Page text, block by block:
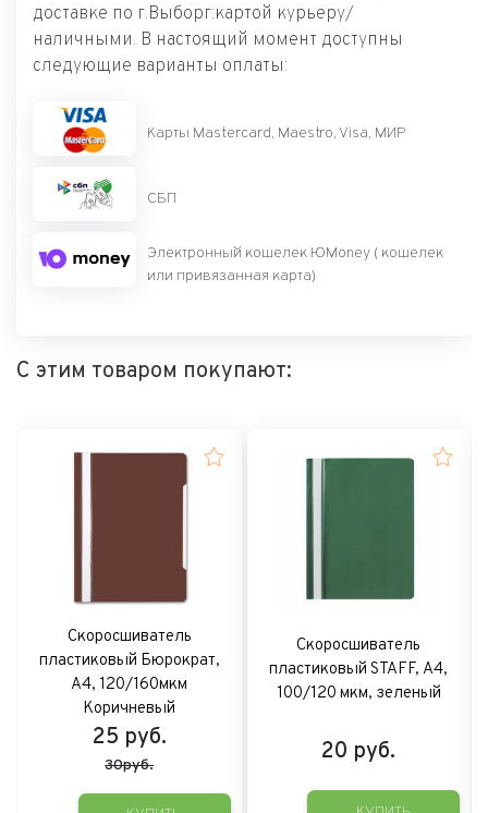
доставке по г.Выборг:картой курьеру/
наличными. В настоящий момент доступны
следующие варианты оплаты:
Карты Mastercard, Maestro, Visa, МИР
СБП
Электронный кошелек ЮMoney ( кошелек
или привязанная карта)
С этим товаром покупают:
Скоросшиватель
пластиковый Бюрократ,
А4, 120/160мкм
Коричневый
25 руб.
30руб.
Скоросшиватель
пластиковый STAFF, А4,
100/120 мкм, зеленый
20 руб.